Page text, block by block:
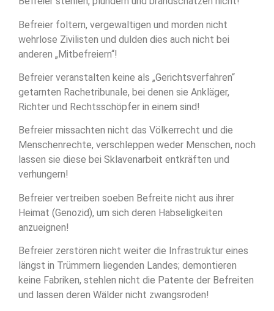
Befreier foltern, vergewaltigen und morden nicht
wehrlose Zivilisten und dulden dies auch nicht bei
anderen „Mitbefreiern“!
Befreier veranstalten keine als „Gerichtsverfahren“
getarnten Rachetribunale, bei denen sie Ankläger,
Richter und Rechtsschöpfer in einem sind!
Befreier missachten nicht das Völkerrecht und die
Menschenrechte, verschleppen weder Menschen, noch
lassen sie diese bei Sklavenarbeit entkräften und
verhungern!
Befreier vertreiben soeben Befreite nicht aus ihrer
Heimat (Genozid), um sich deren Habseligkeiten
anzueignen!
Befreier zerstören nicht weiter die Infrastruktur eines
längst in Trümmern liegenden Landes; demontieren
keine Fabriken, stehlen nicht die Patente der Befreiten
und lassen deren Wälder nicht zwangsroden!